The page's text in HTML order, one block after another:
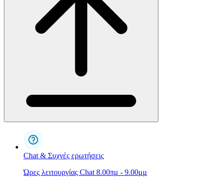
Chat & Συχνές ερωτήσεις
Ώρες λειτουργίας Chat 8.00πμ - 9.00μμ